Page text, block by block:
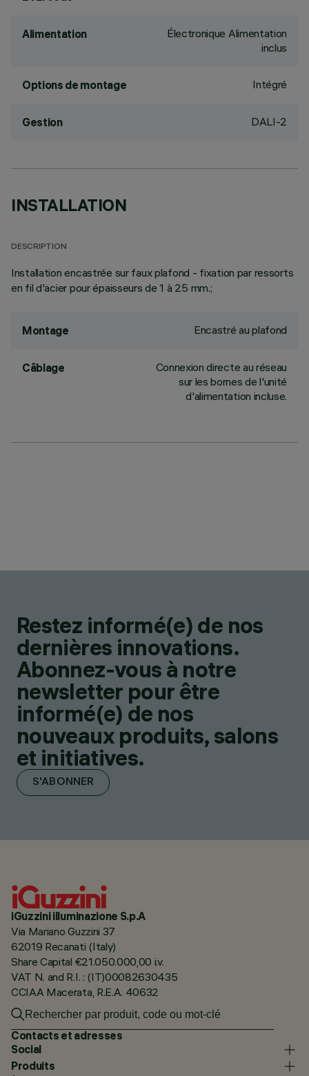
Alimentation
Électronique Alimentation
inclus
Options de montage Intégré
Gestion DALI-2
INSTALLATION
DESCRIPTION
Installation encastrée sur faux plafond - fixation par ressorts
en fil d'acier pour épaisseurs de 1 à 25 mm.;
Montage Encastré au plafond
Câblage
Connexion directe au réseau
sur les bornes de l'unité
d'alimentation incluse.
Restez informé(e) de nos
dernières innovations.
Abonnez-vous à notre
newsletter pour être
informé(e) de nos
nouveaux produits, salons
et initiatives.
S'ABONNER
iGuzzini illuminazione S.p.A
Via Mariano Guzzini 37
62019 Recanati (Italy)
Share Capital €21.050.000,00 i.v.
VAT N. and R.I. : (IT)00082630435
CCIAA Macerata, R.E.A. 40632
Contacts et adresses
Social
Produits